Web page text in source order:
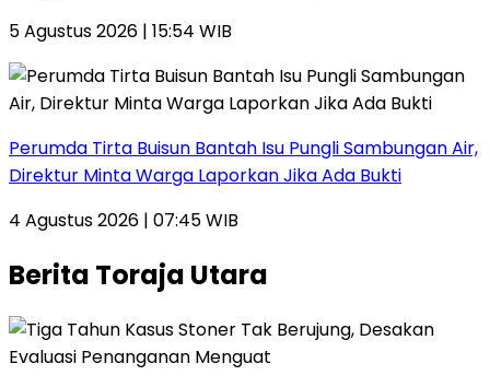
5 Agustus 2026 | 15:54 WIB
Perumda Tirta Buisun Bantah Isu Pungli Sambungan Air,
Direktur Minta Warga Laporkan Jika Ada Bukti
4 Agustus 2026 | 07:45 WIB
Berita Toraja Utara